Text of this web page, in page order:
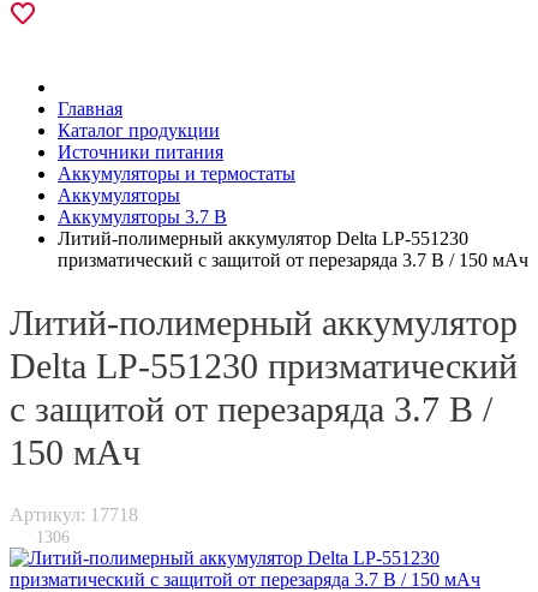
Главная
Каталог продукции
Источники питания
Аккумуляторы и термостаты
Аккумуляторы
Аккумуляторы 3.7 В
Литий-полимерный аккумулятор Delta LP-551230
призматический с защитой от перезаряда 3.7 В / 150 мАч
Литий-полимерный аккумулятор
Delta LP-551230 призматический
с защитой от перезаряда 3.7 В /
150 мАч
Артикул: 17718
1306